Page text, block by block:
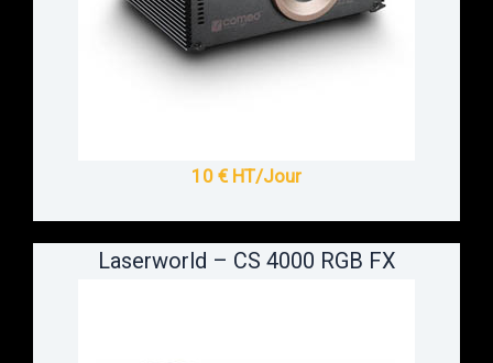
10 € HT/Jour
Laserworld – CS 4000 RGB FX